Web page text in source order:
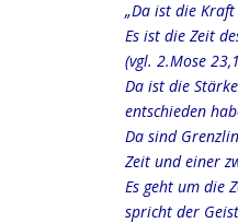
„Da ist die
Es ist die Zeit
(vgl. 2.Mose
Da ist die
entschieden
Da sind
Zeit und einer
Es geht um die
spricht der